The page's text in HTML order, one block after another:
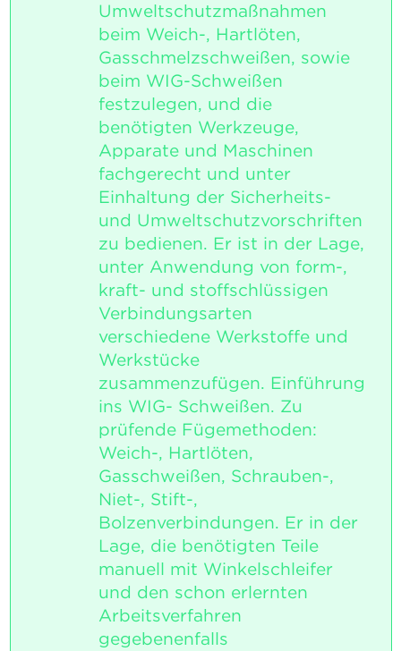
Umweltschutzmaßnahmen
beim Weich-, Hartlöten,
Gasschmelzschweißen, sowie
beim WIG-Schweißen
festzulegen, und die
benötigten Werkzeuge,
Apparate und Maschinen
fachgerecht und unter
Einhaltung der Sicherheits-
und Umweltschutzvorschriften
zu bedienen. Er ist in der Lage,
unter Anwendung von form-,
kraft- und stoffschlüssigen
Verbindungsarten
verschiedene Werkstoffe und
Werkstücke
zusammenzufügen. Einführung
ins WIG- Schweißen. Zu
prüfende Fügemethoden:
Weich-, Hartlöten,
Gasschweißen, Schrauben-,
Niet-, Stift-,
Bolzenverbindungen. Er in der
Lage, die benötigten Teile
manuell mit Winkelschleifer
und den schon erlernten
Arbeitsverfahren
gegebenenfalls